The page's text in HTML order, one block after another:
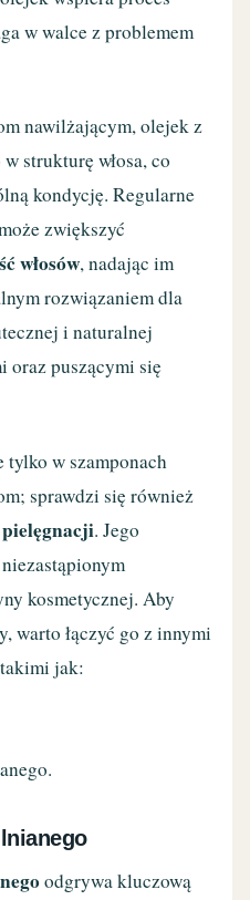
w walce z problemem
nawilżającym, olejek z
strukturę włosa, co
kondycję. Regularne
zwiększyć
włosów, nadając im
rozwiązaniem dla
i naturalnej
oraz puszącymi się
tylko w szamponach
sprawdzi się również
. Jego
kosmetycznej. Aby
warto łączyć go z innymi
jak:
odgrywa kluczową